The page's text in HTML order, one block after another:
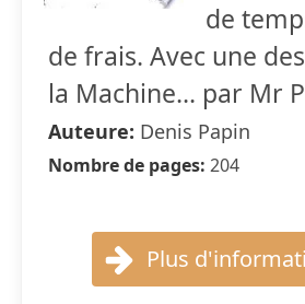
de
de frais. Avec une
la Machine... par Mr
Auteure: Denis Papin
Nombre de pages: 204
Plus